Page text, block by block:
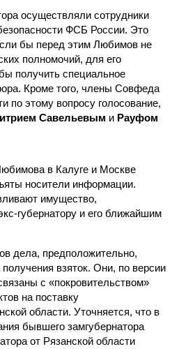
осуществляли сотрудники
ФСБ России. Это
бы перед этим Любимов не
полномочий, для его
получить специальное
Кроме того, члены Совфеда
по этому вопросу голосование,
Савельевым и Рауфом
в Калуге и Москве
носители информации.
имущество,
губернатору и его ближайшим
дела, предположительно,
взяток. Они, по версии
с «покровительством»
на поставку
области. Уточняется, что в
бывшего замгубернатора
от Рязанской области